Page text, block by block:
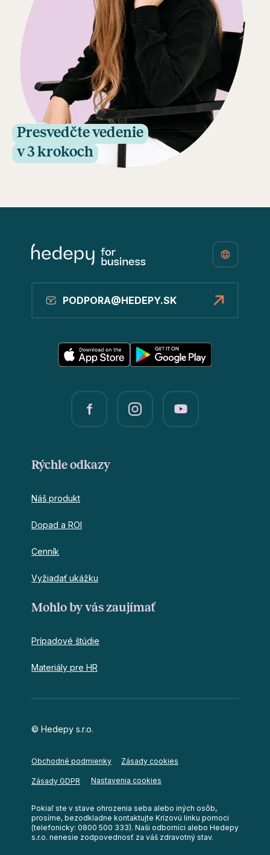
Presvedčte vedenie
v 3 krokoch
PODPORA@HEDEPY.SK
Rýchle odkazy
Náš produkt
Dopad a ROI
Cenník
Vyžiadať ukážku
Mohlo by vás zaujímať
Prípadové štúdie
Materiály pre HR
© Hedepy s.r.o.
Obchodné podmienky Zásady cookies
Zásady GDPR Nastavenia cookies
Pokiaľ ste v stave ohrozenia seba alebo iných osôb,
prosíme, bezodkladne kontaktujte Krízovú linku pomoci
(telefonicky: 0800 500 333). Naši odborníci alebo Hedepy
s.r.o. nenesie zodpovednosť za váš zdravotný stav.